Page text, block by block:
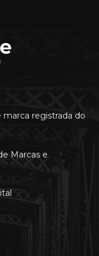
marca registrada do
Marcas e